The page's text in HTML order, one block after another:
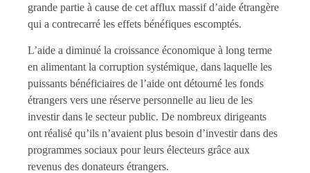
grande partie à cause de cet afflux massif d’aide étrangère
qui a contrecarré les effets bénéfiques escomptés.
L’aide a diminué la croissance économique à long terme
en alimentant la corruption systémique, dans laquelle les
puissants bénéficiaires de l’aide ont détourné les fonds
étrangers vers une réserve personnelle au lieu de les
investir dans le secteur public. De nombreux dirigeants
ont réalisé qu’ils n’avaient plus besoin d’investir dans des
programmes sociaux pour leurs électeurs grâce aux
revenus des donateurs étrangers.